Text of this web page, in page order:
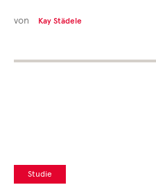
von Kay Städele
Studie